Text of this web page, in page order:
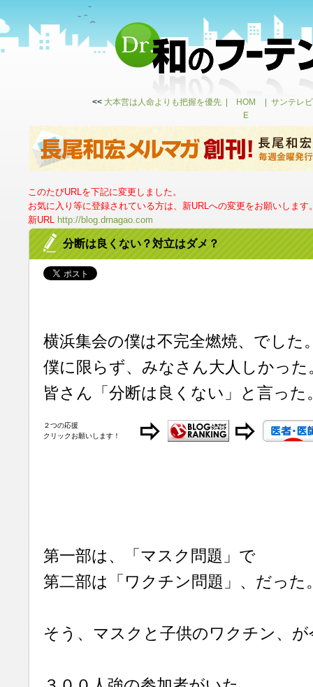
<< 大本営は人命よりも把握を優先
HOM
E
サンテレ
このたびURLを下記に変更しました。
お気に入り等に登録されている方は、新URLへの変更をお願いします
新URL http://blog.drnagao.com
分断は良くない？対立はダメ？
横浜集会の僕は不完全燃焼、でした
僕に限らず、みなさん大人しかった
皆さん「分断は良くない」と言った
２つの応援
クリックお願いします！
第一部は、「マスク問題」で
第二部は「ワクチン問題」、だった
そう、マスクと子供のワクチン、